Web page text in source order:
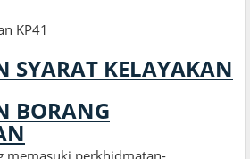
KP41
SYARAT KELAYAKAN
BORANG
memasuki perkhidmatan-